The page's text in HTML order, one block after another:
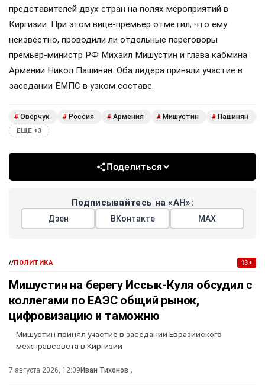
представителей двух стран на полях мероприятий в
Киргизии. При этом вице-премьер отметил, что ему
неизвестно, проводили ли отдельные переговоры
премьер-министр РФ Михаил Мишустин и глава кабмина
Армении Никол Пашинян. Оба лидера приняли участие в
заседании ЕМПС в узком составе.
# Оверчук # Россия # Армения # Мишустин # Пашинян
ЕЩЕ +3
Поделиться
Подписывайтесь на «АН»:
Дзен ВКонтакте МАХ
//ПОЛИТИКА 13+
Мишустин на берегу Иссык-Куля обсудил с
коллегами по ЕАЭС общий рынок,
цифровизацию и таможню
Мишустин принял участие в заседании Евразийского
межправсовета в Киргизии
7 августа 2026, 12:09 Иван Тихонов ,